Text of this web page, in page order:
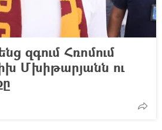
զգում Հռոմում
Մխիթարյանն ու